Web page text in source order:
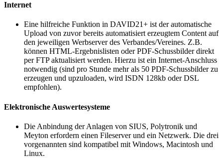
Internet
Eine hilfreiche Funktion in DAVID21+ ist der automatische
Upload von zuvor bereits automatisiert erzeugtem Content auf
den jeweiligen Werbserver des Verbandes/Vereines. Z.B.
können HTML-Ergebnislisten oder PDF-Schussbilder direkt
per FTP aktualisiert werden. Hierzu ist ein Internet-Anschluss
notwendig (sind pro Stunde mehr als 50 PDF-Schussbilder zu
erzeugen und upzuloaden, wird ISDN 128kb oder DSL
empfohlen).
Elektronische Auswertesysteme
Die Anbindung der Anlagen von SIUS, Polytronik und
Meyton erfordern einen Fileserver und ein Netzwerk. Die drei
vorgenannten sind kompatibel mit Windows, Macintosh und
Linux.